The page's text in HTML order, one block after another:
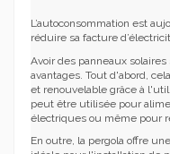
L’autoconsommation est
réduire sa facture
Avoir des panneaux
avantages. Tout d'abord,
et renouvelable grâce à
peut être utilisée pour
électriques ou même pour
En outre, la pergola offre